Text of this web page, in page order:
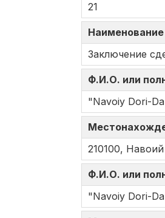
21
Заключение
Ф.И.О. или
"Navoiy Dori-
210100,
Ф.И.О. или
"Navoiy Dori-